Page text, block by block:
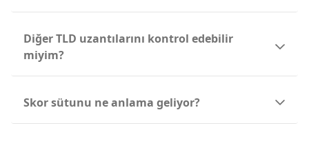
Diğer TLD uzantılarını kontrol edebilir
miyim?
Skor sütunu ne anlama geliyor?